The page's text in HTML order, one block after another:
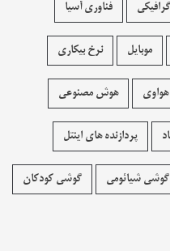
فناوری آسیا
موبایل نرخ بیکاری
هواوی هوش مصنوعی
پردازنده های اینتل
گوشی شیائومی گوشی کودکان